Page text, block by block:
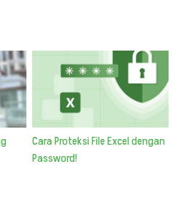
Cara Proteksi File Excel dengan
Password!